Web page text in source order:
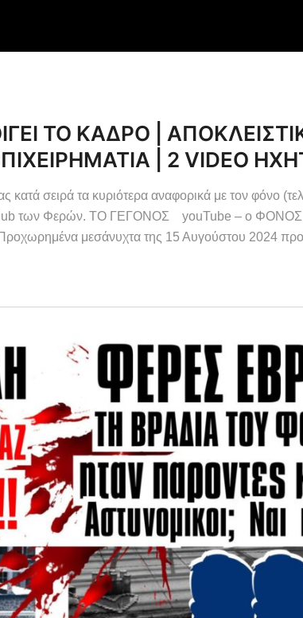
ΤΟ ΚΑΔΡΟ |
| 2 VIDEO
τα κυριότερα αναφορικά με τον φόνο
club των Φερών. ΤΟ ΓΕΓΟΝΟΣ youTube – ο ΦΟΝΟΣ
μεσάνυχτα της 15 Αυγούστου 2024